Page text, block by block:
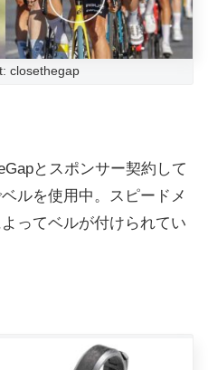
closethegap
とスポンサー契約して
ルを使用中。スピードメ
ってベルが付けられてい